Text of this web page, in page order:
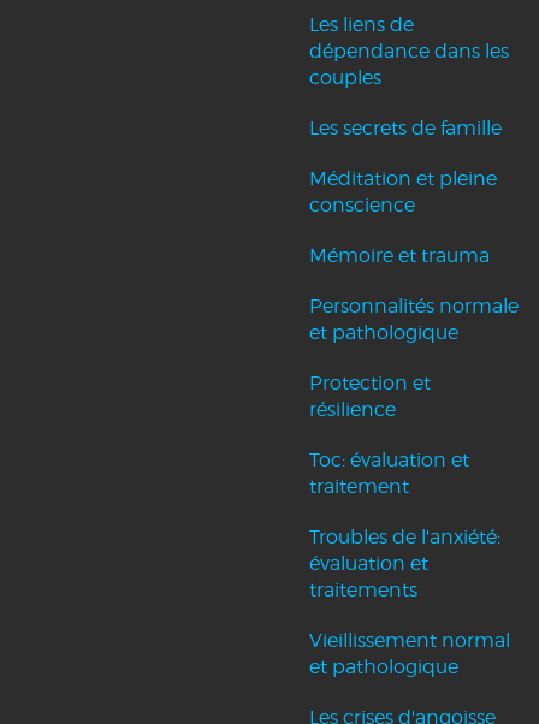
Les liens de
dépendance dans les
couples
Les secrets de famille
Méditation et pleine
conscience
Mémoire et trauma
Personnalités normale
et pathologique
Protection et
résilience
Toc: évaluation et
traitement
Troubles de l'anxiété:
évaluation et
traitements
Vieillissement normal
et pathologique
Les crises d'angoisse